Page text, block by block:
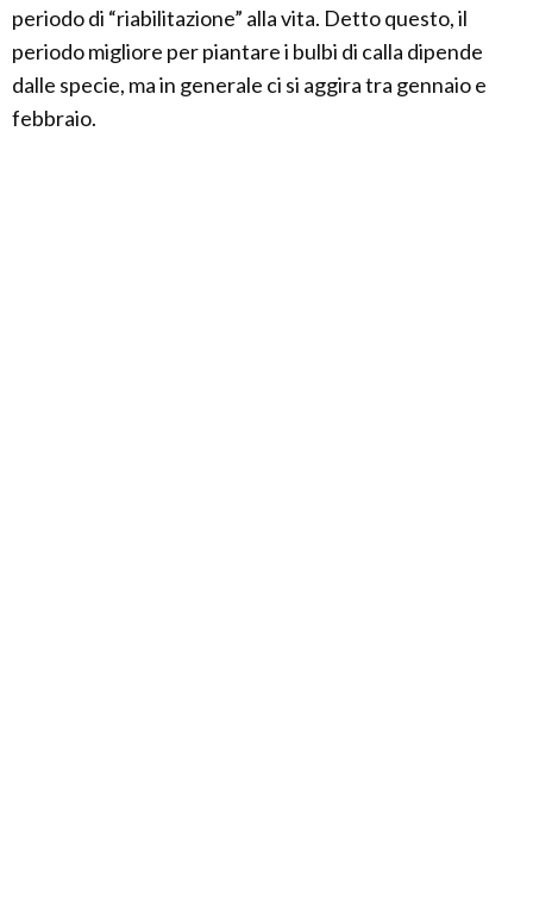
periodo di “riabilitazione” alla vita. Detto questo, il
periodo migliore per piantare i bulbi di calla dipende
dalle specie, ma in generale ci si aggira tra gennaio e
febbraio.